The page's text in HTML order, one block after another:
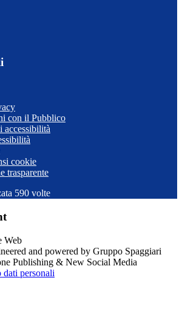
con il Pubblico
accessibilità
cookie
trasparente
590 volte
and powered by Gruppo Spaggiari
Publishing & New Social Media
dati personali